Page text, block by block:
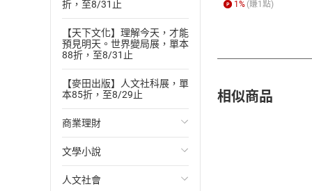
折，至8/31止
【天下文化】理解今天，才能
預見明天。世界變局展，單本
88折，至8/31止
【麥田出版】人文社科展，單
本85折，至8/29止
商業理財
投資理財
經濟/趨勢
文學小說
歐美文學
人文社會
1 % (賺1 點)
相似商品